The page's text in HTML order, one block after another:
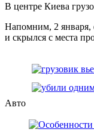
В центре Киева
Напомним, 2 января,
и скрылся с места
Авто